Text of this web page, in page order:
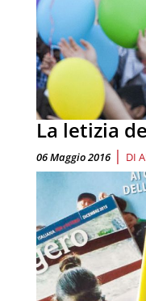
La letizia
06 Maggio 2016 | DI